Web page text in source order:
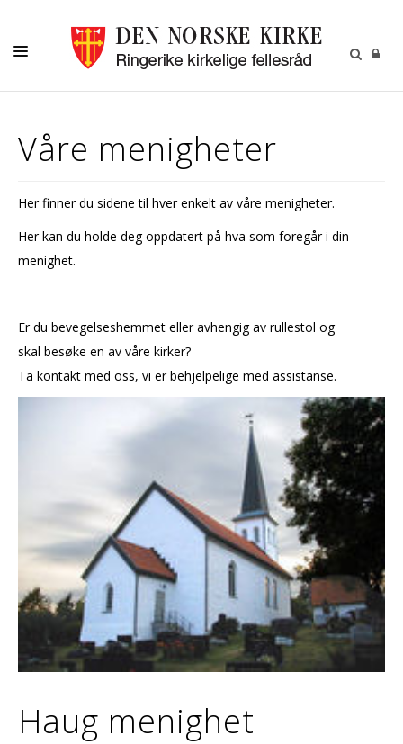
AKTIVITETER
KIRKEBLADET
VÅR HISTORIE
Våre menigheter
Her finner du sidene til hver enkelt av våre menigheter.
Her kan du holde deg oppdatert på hva som foregår i din
menighet.
Er du bevegelseshemmet eller avhengig av rullestol og
skal besøke en av våre kirker?
Ta kontakt med oss, vi er behjelpelige med assistanse.
Haug menighet